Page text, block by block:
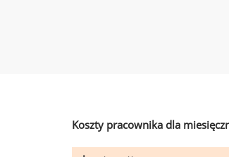
Koszty pracownika dla